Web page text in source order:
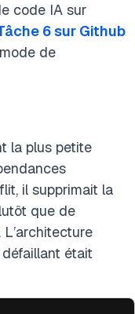
code IA sur
6 sur Github
de
la plus petite
il supprimait la
que de
était